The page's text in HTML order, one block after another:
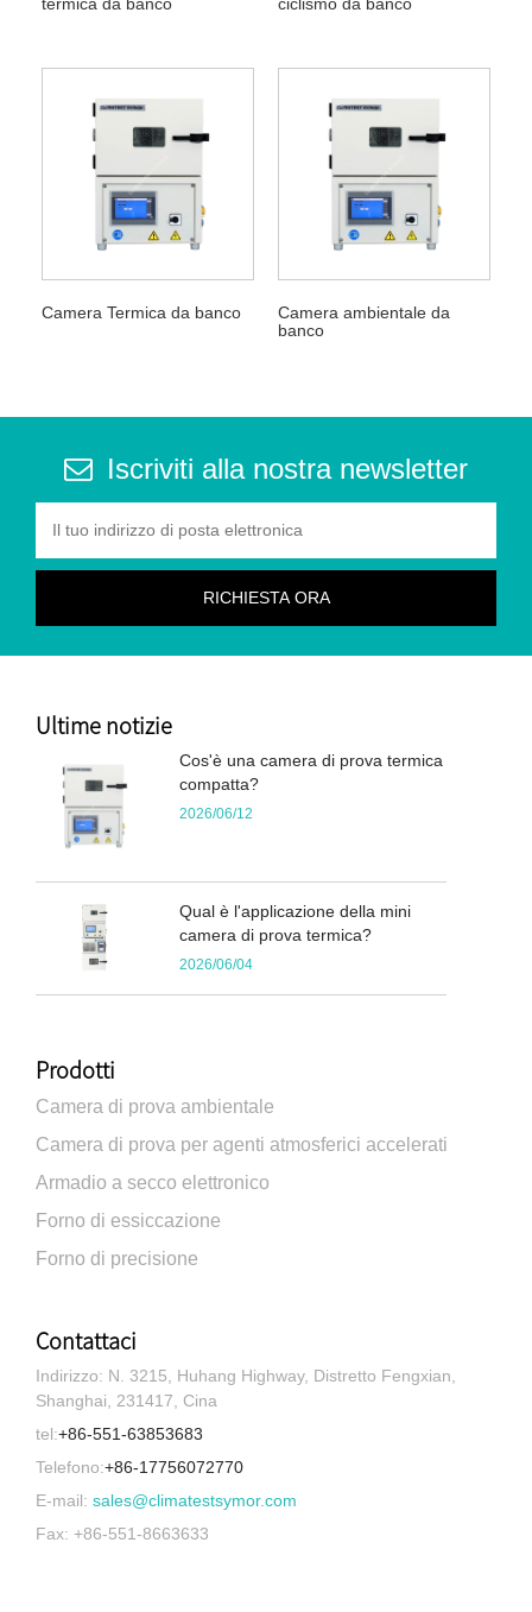
termica da banco
ciclismo da banco
Camera Termica da banco
Camera ambientale da
banco
Iscriviti alla nostra newsletter
Ultime notizie
Cos'è una camera di prova termica
compatta?
2026/06/12
Qual è l'applicazione della mini
camera di prova termica?
2026/06/04
Prodotti
Camera di prova ambientale
Camera di prova per agenti atmosferici accelerati
Armadio a secco elettronico
Forno di essiccazione
Forno di precisione
Contattaci
Indirizzo: N. 3215, Huhang Highway, Distretto Fengxian,
Shanghai, 231417, Cina
tel:+86-551-63853683
Telefono:+86-17756072770
E-mail: sales@climatestsymor.com
Fax: +86-551-8663633